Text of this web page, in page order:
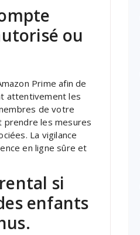
ou
Prime afin de
attentivement les
de votre
prendre les mesures
La vigilance
en ligne sûre et
si
enfants